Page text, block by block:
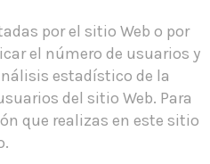
por el sitio Web o por
el número de usuarios y
estadístico de la
del sitio Web. Para
que realizas en este sitio